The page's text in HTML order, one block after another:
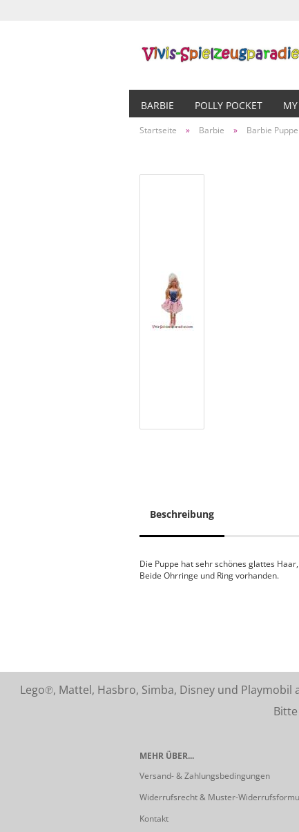
BARBIE POLLY POCKET
Startseite » Barbie » Barbie
Beschreibung
Die Puppe hat sehr schönes glattes Haar,
Beide Ohrringe und Ring vorhanden.
Lego℗, Mattel, Hasbro, Simba, Disney und
Bitte
MEHR ÜBER...
Versand- & Zahlungsbedingungen
Widerrufsrecht & Muster-
Kontakt